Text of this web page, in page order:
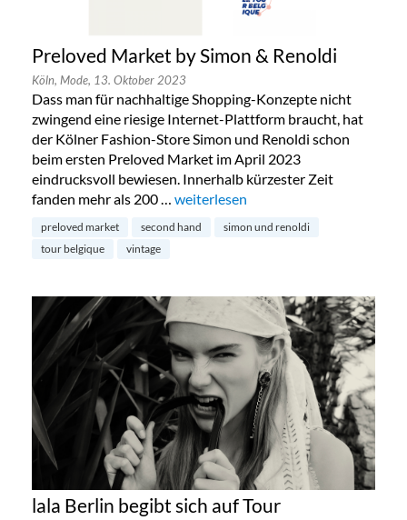
Preloved Market by Simon & Renoldi
Köln, Mode, 13. Oktober 2023
Dass man für nachhaltige Shopping-Konzepte nicht
zwingend eine riesige Internet-Plattform braucht, hat
der Kölner Fashion-Store Simon und Renoldi schon
beim ersten Preloved Market im April 2023
eindrucksvoll bewiesen. Innerhalb kürzester Zeit
fanden mehr als 200 … „Preloved Market by Simon &
weiterlesen
preloved market second hand
simon und renoldi
tour belgique
vintage
lala Berlin begibt sich auf Tour